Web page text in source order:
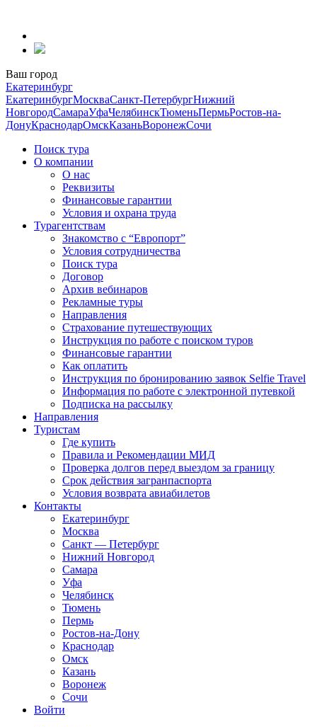
содержанию
Ваш город
Екатеринбург
ЕкатеринбургМоскваСанкт-ПетербургНижний
НовгородСамараУфаЧелябинскТюменьПермьРостов-на-
ДонуКраснодарОмскКазаньВоронежСочи
Поиск тура
О компании
О нас
Реквизиты
Финансовые гарантии
Условия и охрана труда
Турагентствам
Знакомство с “Европорт”
Условия сотрудничества
Поиск тура
Договор
Архив вебинаров
Рекламные туры
Направления
Страхование путешествующих
Инструкция по работе с поиском туров
Финансовые гарантии
Как оплатить
Инструкция по бронированию заявок Selfie Travel
Информация по работе с электронной путевкой
Подписка на рассылку
Направления
Туристам
Где купить
Правила и Рекомендации МИД
Проверка долгов перед выездом за границу
Срок действия загранпаспорта
Условия возврата авиабилетов
Контакты
Екатеринбург
Москва
Санкт — Петербург
Нижний Новгород
Самара
Уфа
Челябинск
Тюмень
Пермь
Ростов-на-Дону
Краснодар
Омск
Казань
Воронеж
Сочи
Войти